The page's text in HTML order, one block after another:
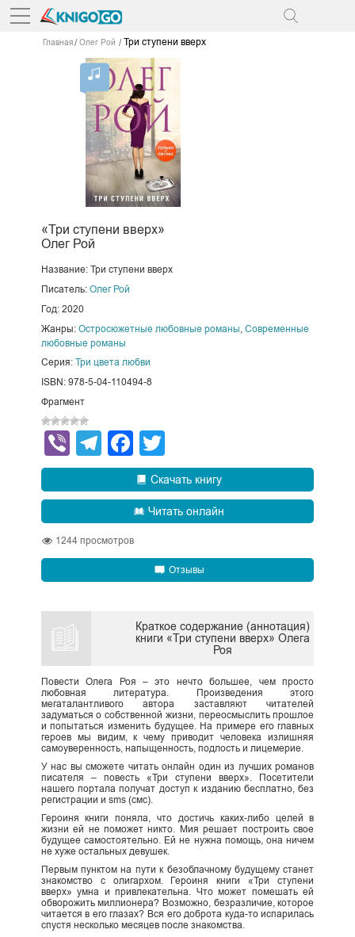
Главная Олег Рой Три ступени вверх
«Три ступени вверх»
Олег Рой
Название: Три ступени вверх
Писатель: Олег Рой
Год: 2020
Жанры: Остросюжетные любовные романы Современные
любовные романы
Серия: Три цвета любви
ISBN: 978-5-04-110494-8
Фрагмент
ViberTelegram
Facebook
Скачать книгу
Читать онлайн
1244 просмотров
Отзывы
Краткое содержание (аннотация)
книги «Три ступени вверх» Олега
Роя
Повести Олега Роя – это нечто большее, чем просто
любовная литература. Произведения этого
мегаталантливого автора заставляют читателей
задуматься о собственной жизни, переосмыслить прошлое
и попытаться изменить будущее. На примере его главных
героев мы видим, к чему приводит человека излишняя
самоуверенность, напыщенность, подлость и лицемерие.
У нас вы сможете читать онлайн один из лучших романов
писателя – повесть «Три ступени вверх». Посетители
нашего портала получат доступ к изданию бесплатно, без
регистрации и sms (смс).
Героиня книги поняла, что достичь каких-либо целей в
жизни ей не поможет никто. Мия решает построить свое
будущее самостоятельно. Ей не нужна помощь, она ничем
не хуже остальных девушек.
Первым пунктом на пути к безоблачному будущему станет
знакомство с олигархом. Героиня книги «Три ступени
вверх» умна и привлекательна. Что может помешать ей
обворожить миллионера? Возможно, безразличие, которое
читается в его глазах? Вся его доброта куда-то испарилась
спустя несколько месяцев после знакомства.